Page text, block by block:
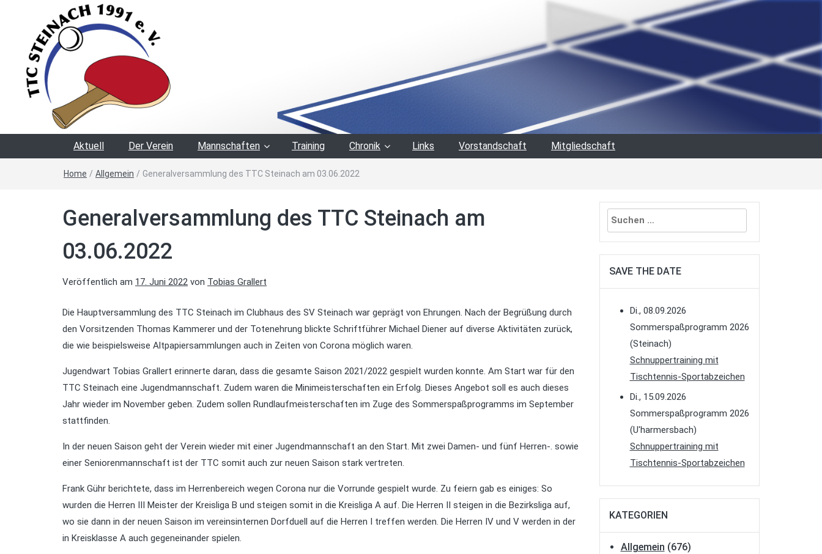
Aktuell Der Verein Mannschaften Training Chronik Links Vorstandschaft Mitgliedschaft
Home / Allgemein / Generalversammlung des TTC Steinach am 03.06.2022
Generalversammlung des TTC Steinach am
03.06.2022
Veröffentlich am 17. Juni 2022 von Tobias Grallert
Die Hauptversammlung des TTC Steinach im Clubhaus des SV Steinach war geprägt von Ehrungen. Nach der Begrüßung durch
den Vorsitzenden Thomas Kammerer und der Totenehrung blickte Schriftführer Michael Diener auf diverse Aktivitäten zurück,
die wie beispielsweise Altpapiersammlungen auch in Zeiten von Corona möglich waren.
Jugendwart Tobias Grallert erinnerte daran, dass die gesamte Saison 2021/2022 gespielt wurden konnte. Am Start war für den
TTC Steinach eine Jugendmannschaft. Zudem waren die Minimeisterschaften ein Erfolg. Dieses Angebot soll es auch dieses
Jahr wieder im November geben. Zudem sollen Rundlaufmeisterschaften im Zuge des Sommerspaßprogramms im September
stattfinden.
In der neuen Saison geht der Verein wieder mit einer Jugendmannschaft an den Start. Mit zwei Damen- und fünf Herren-. sowie
einer Seniorenmannschaft ist der TTC somit auch zur neuen Saison stark vertreten.
Frank Gühr berichtete, dass im Herrenbereich wegen Corona nur die Vorrunde gespielt wurde. Zu feiern gab es einiges: So
wurden die Herren III Meister der Kreisliga B und steigen somit in die Kreisliga A auf. Die Herren II steigen in die Bezirksliga auf,
wo sie dann in der neuen Saison im vereinsinternen Dorfduell auf die Herren I treffen werden. Die Herren IV und V werden in der
in Kreisklasse A auch gegeneinander spielen.
Suchen
nach:
SAVE THE DATE
Di., 08.09.2026
Sommerspaßprogramm 2026
(Steinach)
Schnuppertraining mit
Tischtennis-Sportabzeichen
Di., 15.09.2026
Sommerspaßprogramm 2026
(U'harmersbach)
Schnuppertraining mit
Tischtennis-Sportabzeichen
KATEGORIEN
Allgemein (676)